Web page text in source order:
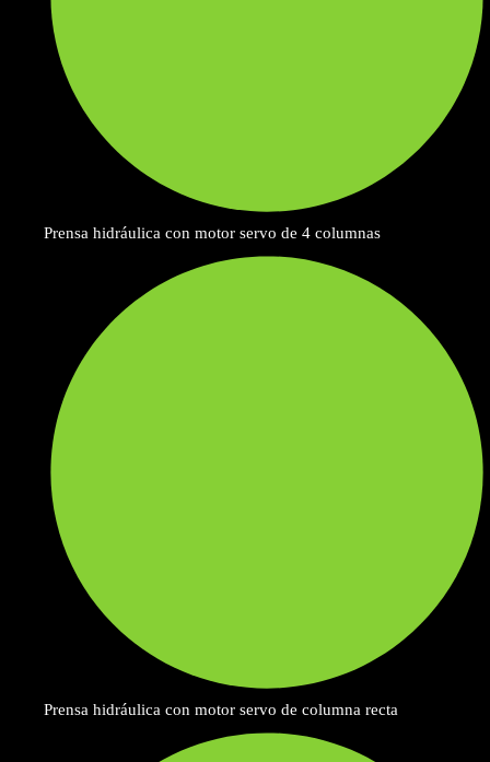
Prensa hidráulica con motor servo de 4 columnas
Prensa hidráulica con motor servo de columna recta